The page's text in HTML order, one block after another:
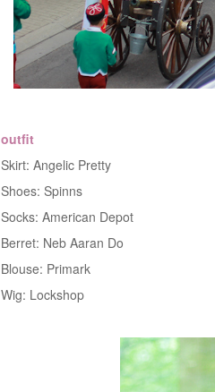
outfit
Skirt: Angelic Pretty
Shoes: Spinns
Socks: American Depot
Berret: Neb Aaran Do
Blouse: Primark
Wig: Lockshop